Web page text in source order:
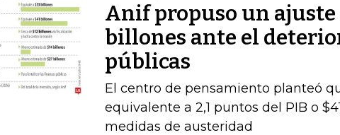
Anif propuso un ajuste
billones ante el
públicas
El centro de pensamiento planteó
equivalente a 2,1 puntos del PIB o
medidas de austeridad